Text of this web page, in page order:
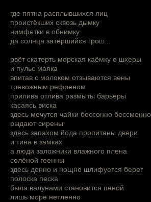
где пятна расплывшихся лиц
проистёкших сквозь дымку
нимфетки в обнимку
да солнца затёршийся грош...
рвёт скатерть морская каёмку о шхеры
и пульс маяка
впитав с молоком отзываются вены
тревожным рефреном
прилива отлива размыты барьеры
касаясь виска
здесь мечутся чайки бессонно бессменно
рыдают сирены
здесь запахом йода пропитаны двери
и тина в замках
а люди заложники влажного плена
солёной геенны
здесь денно и нощно шлифуется берег
полоска песка
была валунами становится пеной
лишь море нетленно